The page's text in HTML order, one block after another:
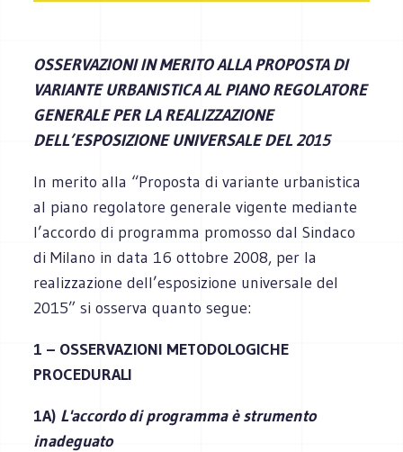
OSSERVAZIONI IN MERITO ALLA PROPOSTA DI
VARIANTE URBANISTICA AL PIANO REGOLATORE
GENERALE PER LA REALIZZAZIONE
DELL’ESPOSIZIONE UNIVERSALE DEL 2015
In merito alla “Proposta di variante urbanistica
al piano regolatore generale vigente mediante
l’accordo di programma promosso dal Sindaco
di Milano in data 16 ottobre 2008, per la
realizzazione dell’esposizione universale del
2015” si osserva quanto segue:
1 – OSSERVAZIONI METODOLOGICHE
PROCEDURALI
1A) L'accordo di programma è strumento
inadeguato